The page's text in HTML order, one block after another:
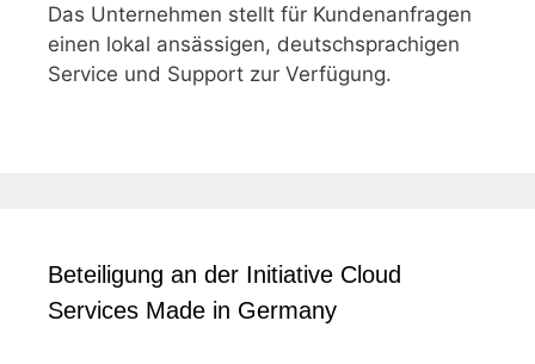
Das Unternehmen stellt für Kundenanfragen
einen lokal ansässigen, deutschsprachigen
Service und Support zur Verfügung.
Beteiligung an der Initiative Cloud
Services Made in Germany